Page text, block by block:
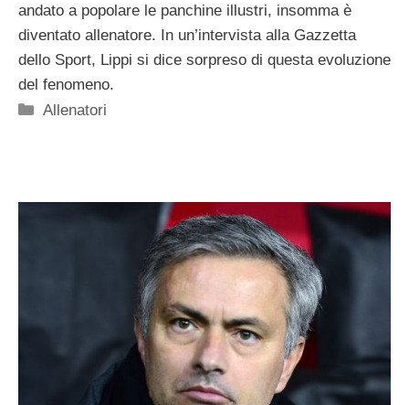
andato a popolare le panchine illustri, insomma è
diventato allenatore. In un’intervista alla Gazzetta
dello Sport, Lippi si dice sorpreso di questa evoluzione
del fenomeno.
Categorie
Allenatori